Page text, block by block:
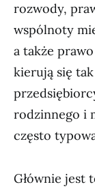
rozwody,
wspólnoty
a także
kierują się
rodzinnego i
często
Głównie jest